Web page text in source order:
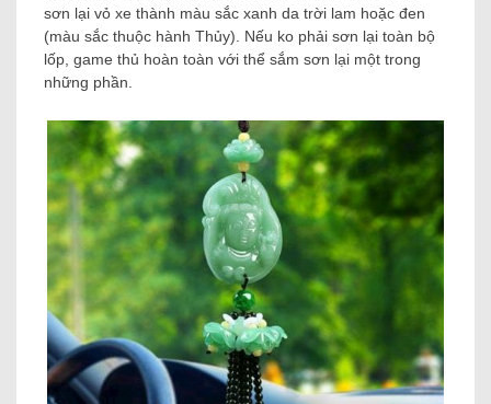
sơn lại vỏ xe thành màu sắc xanh da trời lam hoặc đen
(màu sắc thuộc hành Thủy). Nếu ko phải sơn lại toàn bộ
lốp, game thủ hoàn toàn với thể sắm sơn lại một trong
những phần.